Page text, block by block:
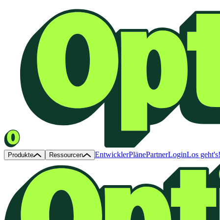
Produkte Ressourcen EntwicklerPlänePartnerLoginLos geht's!